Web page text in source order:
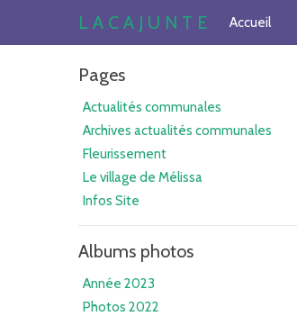
L A C A J U N T E Accueil
Pages
Actualités communales
Archives actualités communales
Fleurissement
Le village de Mélissa
Infos Site
Albums photos
Année 2023
Photos 2022